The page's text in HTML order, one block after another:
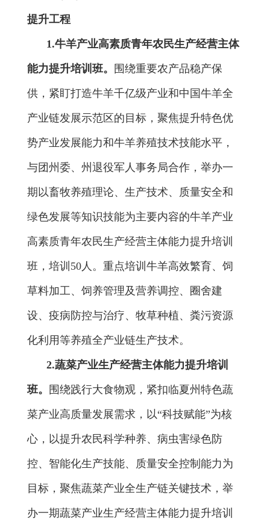
提升工程
1.牛羊产业高素质青年农民生产经营主体
能力提升培训班。 围绕重要农产品稳产保
供， 紧盯打造牛羊千亿级产业和中国牛羊全
产业链发展示范区的目标，聚焦提升特色优
势产业发展能力和牛羊养殖技术技能水平，
与团州委、州退役军人事务局合作，举办一
期 以畜牧养殖理论、生产技术、质量安全和
绿色发展等知识技能为主要内容的牛羊产业
高素质青年农民生产经营主体能力提升培训
班，培训 50人 。 重点培训 牛羊高效繁育、 饲
草料加工、 饲养管理及营养调控、圈舍建
设、疫病防控与治疗、牧草种植、粪污资源
化利用等养殖全产业链生产技术。
2.蔬菜产业生产经营主体能力提升培训
班。 围绕践行大食物观，紧扣临夏州特色蔬
菜产业高质量发展需求，以“科技赋能”为核
心，以提升农民科学种养、病虫害绿色防
控、智能化生产技能、质量安全控制能力为
目标，聚焦蔬菜产业全生产链关键技术， 举
办一期蔬菜产业生产经营主体能力提升培训